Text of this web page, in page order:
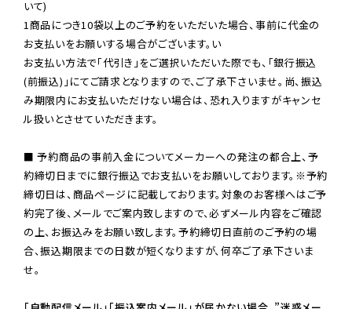
いて)
1商品につき10袋以上のご予約をいただいた場合、事前に代金の
お支払いをお願いする場合がございます。い
お支払い方法で「代引き」をご選択いただいた際でも、「銀行振込
(前振込)」にてご請求となりますので、ご了承下さいませ。尚、振込
み期限内にお支払いただけない場合は、恐れ入りますがキャンセ
ル扱いとさせていただきます。
■ 予約商品の事前入金についてメーカーへの発注の都合上、予
約締切日までに銀行振込でお支払いをお願いしております。※予約
締切日は、商品ページに記載しております。対象のお客様へはご予
約完了後、メールでご案内致しますので、必ずメール内容をご確認
の上、お振込みをお願い致します。予約締切日直前のご予約の場
合、振込期限までの日数が短くなりますが、何卒ご了承下さいま
せ。